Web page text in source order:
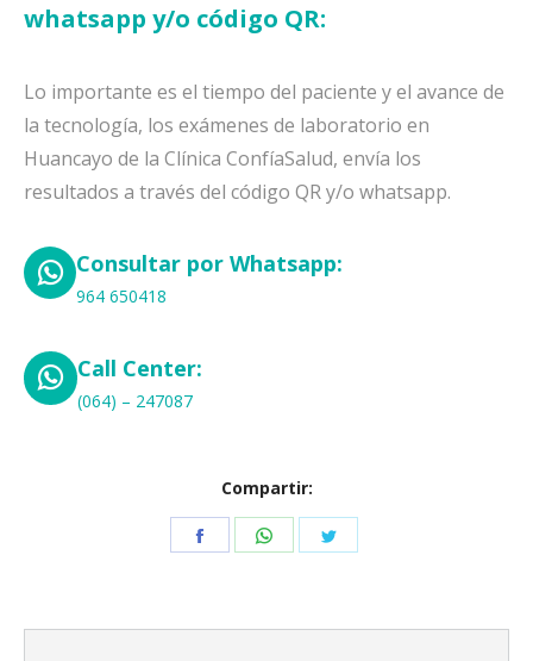
whatsapp y/o código QR:
Lo importante es el tiempo del paciente y el avance de
la tecnología, los exámenes de laboratorio en
Huancayo de la Clínica ConfíaSalud, envía los
resultados a través del código QR y/o whatsapp.
Consultar por Whatsapp:
964 650418
Call Center:
(064) – 247087
Compartir:
Share
Share